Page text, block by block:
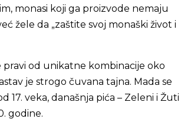
monasi koji ga proizvode nemaju
žele da „zaštite svoj monaški život i
pravi od unikatne kombinacije oko
je strogo čuvana tajna. Mada se
17. veka, današnja pića – Zeleni i Žuti
godine.